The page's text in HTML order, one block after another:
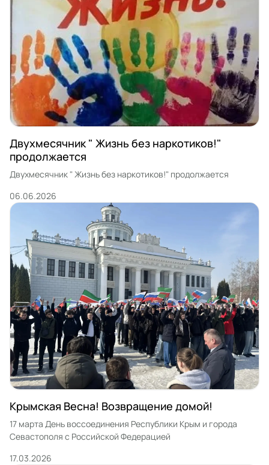
Двухмесячник " Жизнь без наркотиков!"
продолжается
Двухмесячник " Жизнь без наркотиков!" продолжается
06.06.2026
Крымская Весна! Возвращение домой!
17 марта День воссоединения Республики Крым и города
Севастополя с Российской Федерацией
17.03.2026